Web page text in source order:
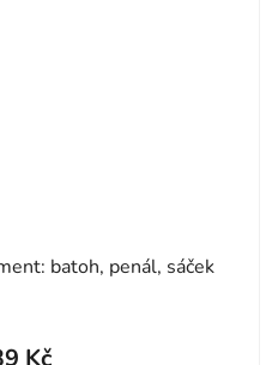
batoh, penál, sáček